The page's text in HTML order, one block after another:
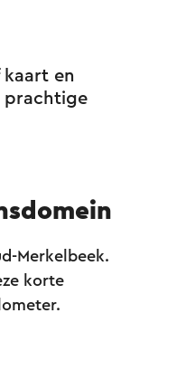
en
prachtige
Merkelbeek.
korte